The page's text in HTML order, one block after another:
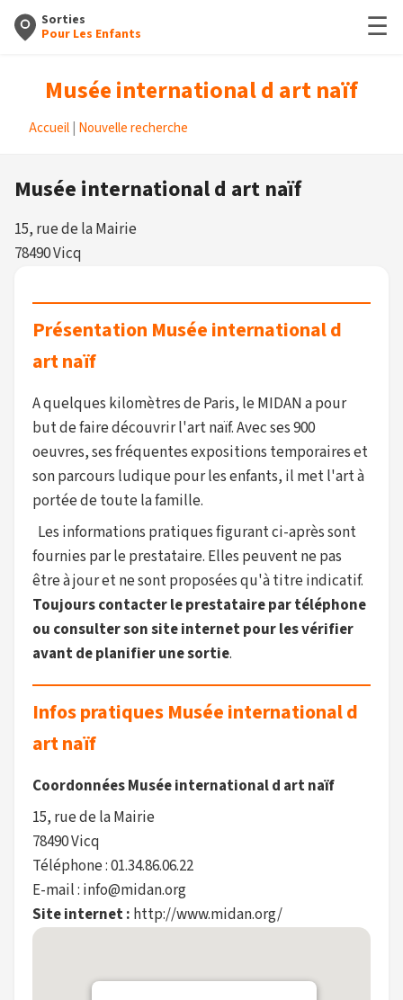
Sorties
Pour Les Enfants
☰
Musée international d art naïf
Accueil Nouvelle recherche
Musée international d art naïf
15, rue de la Mairie
78490 Vicq
Présentation Musée international d
art naïf
A quelques kilomètres de Paris, le MIDAN a pour
but de faire découvrir l'art naïf. Avec ses 900
oeuvres, ses fréquentes expositions temporaires et
son parcours ludique pour les enfants, il met l'art à
portée de toute la famille.
Les informations pratiques figurant ci-après sont
fournies par le prestataire. Elles peuvent ne pas
être à jour et ne sont proposées qu'à titre indicatif.
Toujours contacter le prestataire par téléphone
ou consulter son site internet pour les vérifier
avant de planifier une sortie.
Infos pratiques Musée international d
art naïf
Coordonnées Musée international d art naïf
15, rue de la Mairie
78490 Vicq
Téléphone : 01.34.86.06.22
E-mail : info@midan.org
Site internet : http://www.midan.org/